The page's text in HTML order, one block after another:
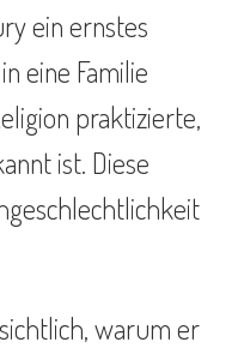
ein ernstes
eine Familie
praktizierte,
ist. Diese
warum er